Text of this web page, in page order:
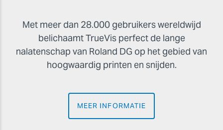
Met meer dan 28.000 gebruikers wereldwijd
belichaamt TrueVis perfect de lange
nalatenschap van Roland DG op het gebied van
hoogwaardig printen en snijden.
MEER INFORMATIE